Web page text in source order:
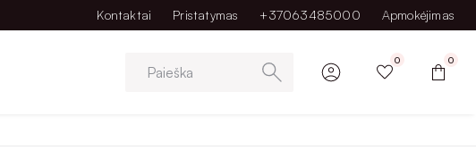
Kontaktai Pristatymas +37063485000 Apmokėjimas
Paieška
0 0